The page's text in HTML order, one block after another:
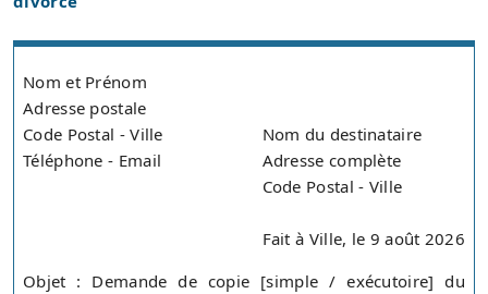
Nom et Prénom
Adresse postale
Code Postal - Ville
Téléphone - Email
Nom du destinataire
Adresse complète
Code Postal - Ville
Fait à Ville, le 9 août 2026
Objet : Demande de copie [simple / exécutoire] du